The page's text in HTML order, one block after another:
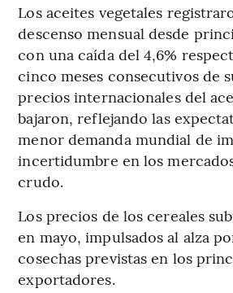
Los aceites vegetales
descenso mensual desde
con una caída del 4,6%
cinco meses consecutivos de
precios internacionales del
bajaron, reflejando las
menor demanda mundial de
incertidumbre en los
crudo.
Los precios de los cereales
en mayo, impulsados ​​al alza
cosechas previstas en los
exportadores.